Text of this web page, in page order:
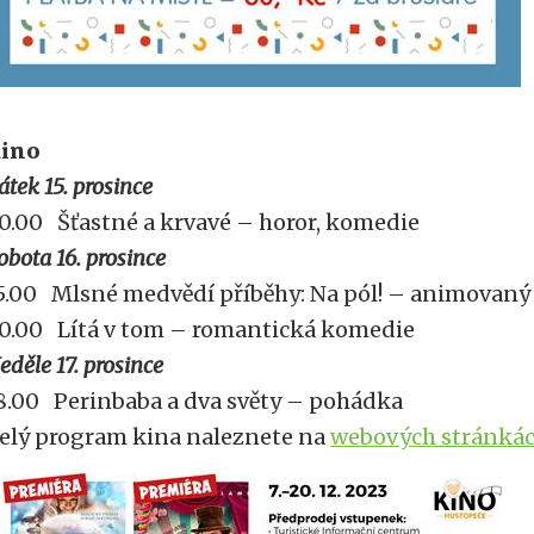
15. prosince
Šťastné a krvavé – horor, komedie
16. prosince
Mlsné medvědí příběhy: Na pól! – animovaný
Lítá v tom – romantická komedie
17. prosince
Perinbaba a dva světy – pohádka
program kina naleznete nawebových